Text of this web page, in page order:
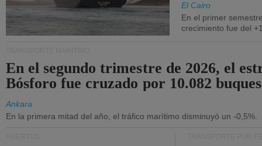
El Cairo
En el primer
crecimiento fue del
En el segundo trimestre de 2026, el
Bósforo fue cruzado por 10.082
Ankara
En la primera mitad del año, el tráfico marítimo disminuyó un -0,5%.